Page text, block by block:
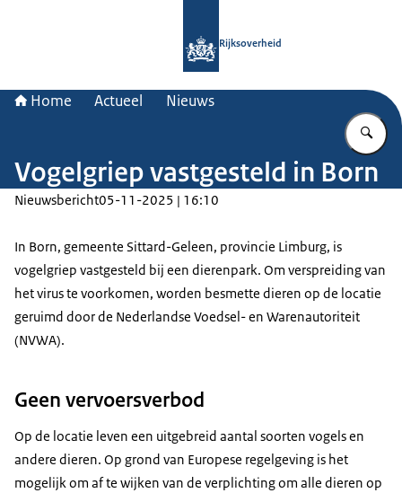
Rijksoverheid
Home Actueel Nieuws
Vogelgriep vastgesteld in Born
Nieuwsbericht05-11-2025 | 16:10
In Born, gemeente Sittard-Geleen, provincie Limburg, is
vogelgriep vastgesteld bij een dierenpark. Om verspreiding van
het virus te voorkomen, worden besmette dieren op de locatie
geruimd door de Nederlandse Voedsel- en Warenautoriteit
(NVWA).
Geen vervoersverbod
Op de locatie leven een uitgebreid aantal soorten vogels en
andere dieren. Op grond van Europese regelgeving is het
mogelijk om af te wijken van de verplichting om alle dieren op